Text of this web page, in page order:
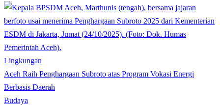
Lingkungan
Aceh Raih Penghargaan Subroto atas Program Vokasi Energi
Berbasis Daerah
Budaya